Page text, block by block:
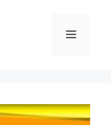
Menu